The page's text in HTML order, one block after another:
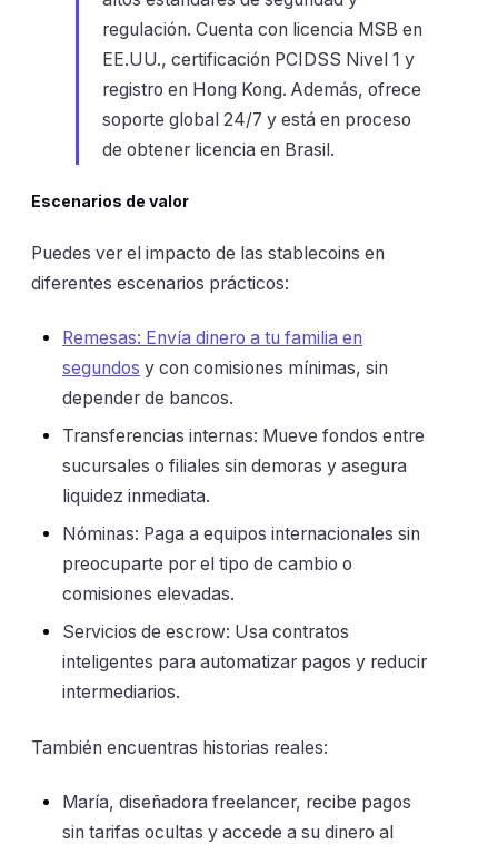
regulación. Cuenta con licencia MSB en
EE.UU., certificación PCIDSS Nivel 1 y
registro en Hong Kong. Además, ofrece
soporte global 24/7 y está en proceso
de obtener licencia en Brasil.
Escenarios de valor
Puedes ver el impacto de las stablecoins en
diferentes escenarios prácticos:
Remesas: Envía dinero a tu familia en
segundos y con comisiones mínimas, sin
depender de bancos.
Transferencias internas: Mueve fondos entre
sucursales o filiales sin demoras y asegura
liquidez inmediata.
Nóminas: Paga a equipos internacionales sin
preocuparte por el tipo de cambio o
comisiones elevadas.
Servicios de escrow: Usa contratos
inteligentes para automatizar pagos y reducir
intermediarios.
También encuentras historias reales:
María, diseñadora freelancer, recibe pagos
sin tarifas ocultas y accede a su dinero al